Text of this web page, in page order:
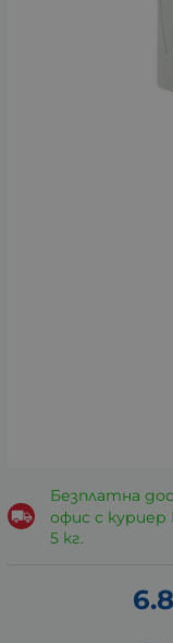
Безплатна
офис с куриер
5 кг.